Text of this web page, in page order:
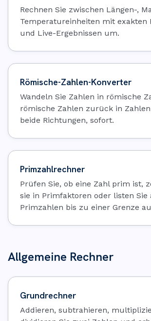
Rechnen Sie zwischen Längen-,
Temperatureinheiten mit exakten
und Live-Ergebnissen um.
Römische-Zahlen-Konverter
Wandeln Sie Zahlen in römische
römische Zahlen zurück in
beide Richtungen, sofort.
Primzahlrechner
Prüfen Sie, ob eine Zahl prim ist,
sie in Primfaktoren oder listen Sie
Primzahlen bis zu einer Grenze
Allgemeine Rechner
Grundrechner
Addieren, subtrahieren,